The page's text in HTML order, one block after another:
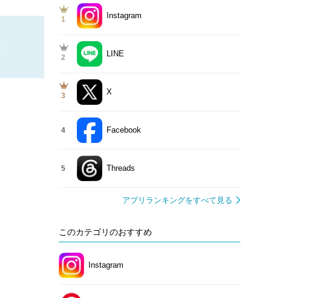
1 Instagram
2 LINE
3 X
4 Facebook
5 Threads
アプリランキングをすべて見る
このカテゴリのおすすめ
Instagram